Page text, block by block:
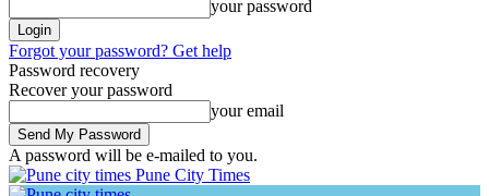
your password
Forgot your password? Get help
Password recovery
Recover your password
your email
A password will be e-mailed to you.
Pune City Times